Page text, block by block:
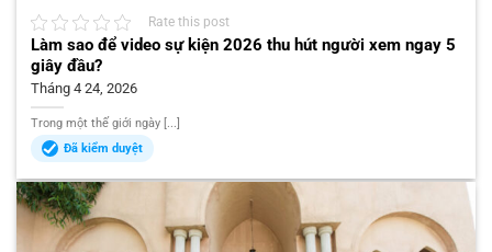
Rate this post
Làm sao để video sự kiện 2026 thu hút người xem ngay 5
giây đầu?
Tháng 4 24, 2026
Trong một thế giới ngày [...]
Đã kiểm duyệt